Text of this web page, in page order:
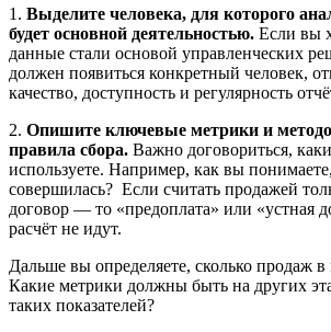
1. Выделите человека, для которого
будет основной деятельностью. Если вы
данные стали основой управленческих
должен появиться конкретный человек,
качество, доступность и регулярность
2. Опишите ключевые метрики и
правила сбора. Важно договориться,
используете. Например, как вы
совершилась? Если считать продажей
договор — то «предоплата» или «устная
расчёт не идут.
Дальше вы определяете, сколько продаж в
Какие метрики должны быть на других
таких показателей?